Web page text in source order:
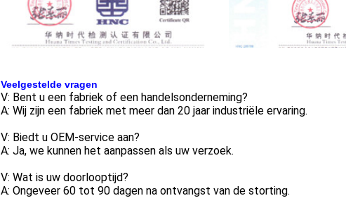
Veelgestelde vragen
V: Bent u een fabriek of een handelsonderneming?
A: Wij zijn een fabriek met meer dan 20 jaar industriële ervaring.
V: Biedt u OEM-service aan?
A: Ja, we kunnen het aanpassen als uw verzoek.
V: Wat is uw doorlooptijd?
A: Ongeveer 60 tot 90 dagen na ontvangst van de storting.